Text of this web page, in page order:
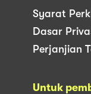
Syarat
Dasar
Perjanjian
Untuk